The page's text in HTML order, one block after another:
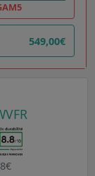
549,00€